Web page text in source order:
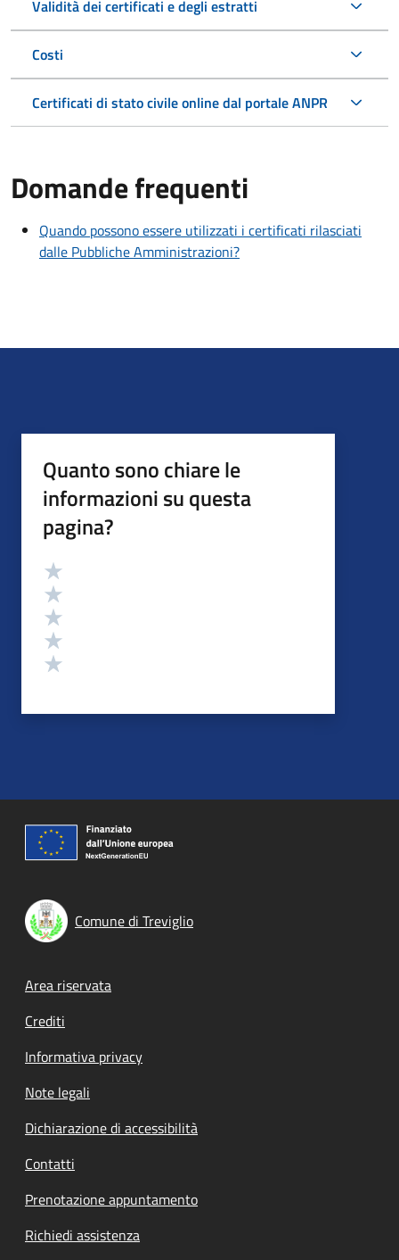
Validità dei certificati e degli estratti
Costi
Certificati di stato civile online dal portale ANPR
Domande frequenti
Quando possono essere utilizzati i certificati rilasciati
dalle Pubbliche Amministrazioni?
Quanto sono chiare le
informazioni su questa
pagina?
Valutazione
Comune di Treviglio
Footer menu
Area riservata
Crediti
Informativa privacy
Note legali
Dichiarazione di accessibilità
Contatti
Prenotazione appuntamento
Richiedi assistenza